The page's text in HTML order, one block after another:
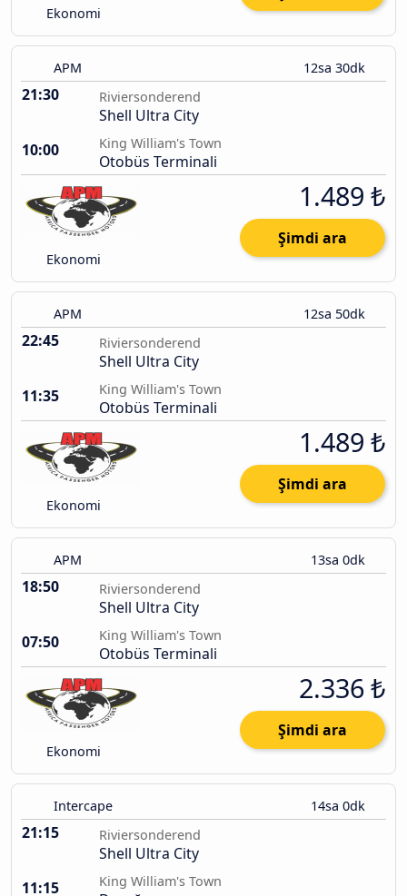
Ekonomi
APM 12sa 30dk
21:30 Riviersonderend
Shell Ultra City
10:00
King William's Town
Otobüs Terminali
Ekonomi
1.489 ₺
Şimdi ara
APM 12sa 50dk
22:45 Riviersonderend
Shell Ultra City
11:35
King William's Town
Otobüs Terminali
Ekonomi
1.489 ₺
Şimdi ara
APM 13sa 0dk
18:50 Riviersonderend
Shell Ultra City
07:50
King William's Town
Otobüs Terminali
Ekonomi
2.336 ₺
Şimdi ara
Intercape 14sa 0dk
21:15 Riviersonderend
Shell Ultra City
11:15
King William's Town